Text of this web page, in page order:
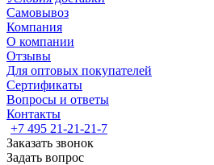
Самовывоз
Компания
О компании
Отзывы
Для оптовых покупателей
Сертификаты
Вопросы и ответы
Контакты
+7 495 21-21-21-7
Заказать звонок
Задать вопрос